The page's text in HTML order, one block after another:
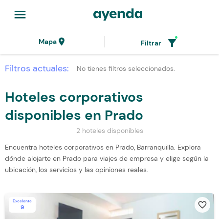
menu
Mapalocation_on Filtrar filter_alt
Filtros actuales: No tienes filtros seleccionados.
Hoteles corporativos
disponibles en Prado
2 hoteles disponibles
Encuentra hoteles corporativos en Prado, Barranquilla. Explora
dónde alojarte en Prado para viajes de empresa y elige según la
ubicación, los servicios y las opiniones reales.
Excelente
9 favorite_border